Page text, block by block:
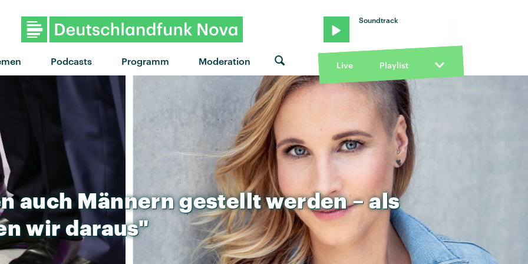
Podcasts Programm Moderation
Soundtrack
Live Playlist
auch Männerngestelltwerden–als
wirdaraus"